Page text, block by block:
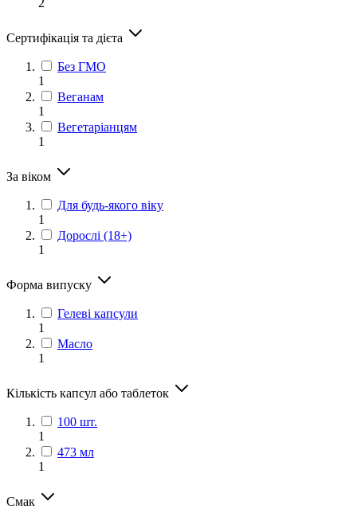
Сертифікація та дієта
Без ГМО
1
Веганам
1
Вегетаріанцям
1
За віком
Для будь-якого віку
1
Дорослі (18+)
1
Форма випуску
Гелеві капсули
1
Масло
1
Кількість капсул або таблеток
100 шт.
1
473 мл
1
Смак